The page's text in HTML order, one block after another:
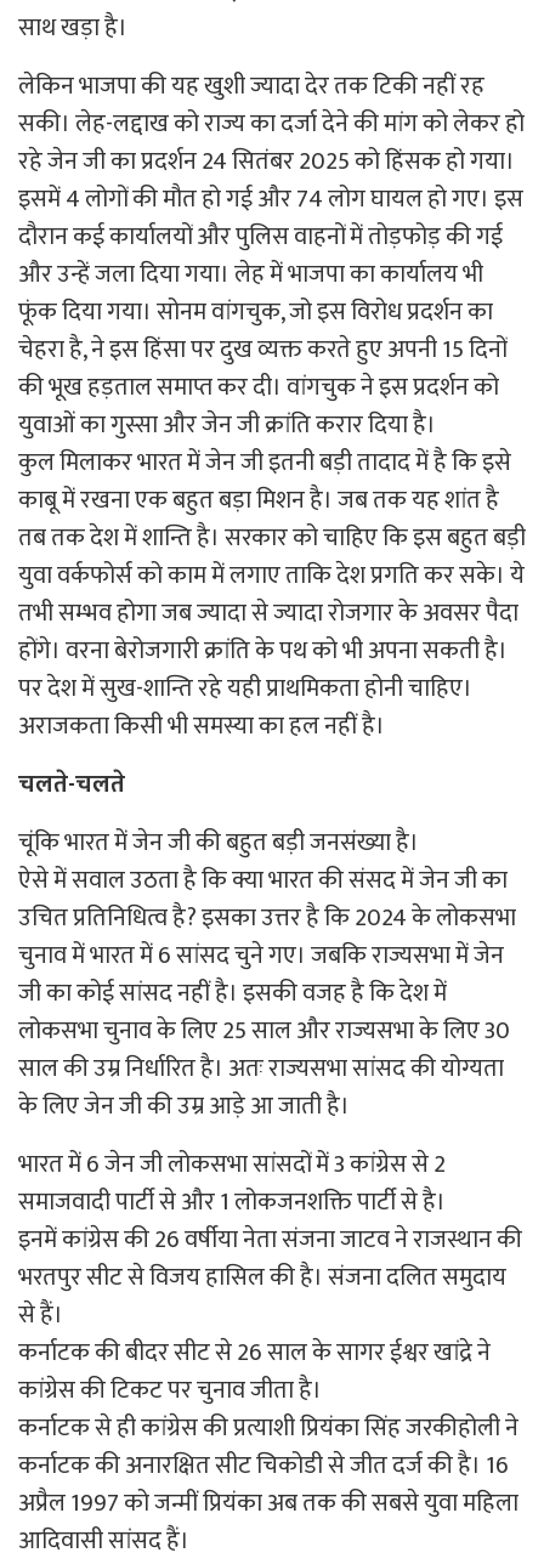
साथ खड़ा है।
लेकिन भाजपा की यह खुशी ज्यादा देर तक टिकी नहीं रह
सकी। ​लेह-लद्दाख को राज्य का दर्जा देने की मांग को लेकर हो
रहे जेन जी का प्रदर्शन 24 सितंबर 2025 को हिंसक हो गया।
इसमें 4 लोगों की मौत हो गई और 74 लोग घायल हो गए। इस
दौरान कई कार्यालयों और पुलिस वाहनों में तोड़फोड़ की गई
और उन्हें जला दिया गया। लेह में भाजपा का कार्यालय भी
फूंक दिया गया। सोनम वांगचुक, जो इस विरोध प्रदर्शन का
चेहरा है, ने इस हिंसा पर दुख व्यक्त करते हुए अपनी 15 दिनों
की भूख हड़ताल समाप्त कर दी। वांगचुक ने इस प्रदर्शन को
युवाओं का गुस्सा और जेन जी क्रांति करार दिया है।
कुल मिलाकर भारत में जेन जी इतनी बड़ी तादाद में है कि इसे
काबू में रखना एक बहुत बड़ा मिशन है। जब तक यह शांत है
तब तक देश में शान्ति है। सरकार को चाहिए कि इस बहुत बड़ी
युवा वर्कफोर्स को काम में लगाए ताकि देश प्रगति कर सके। ये
तभी सम्भव होगा जब ज्यादा से ज्यादा रोजगार के अवसर पैदा
होंगे। वरना बेरोजगारी क्रांति के पथ को भी अपना सकती है।
पर देश में सुख-शान्ति रहे यही प्राथमिकता होनी चाहिए।
अराजकता किसी भी समस्या का हल नहीं है।
चलते-चलते
चूंकि भारत में जेन जी की बहुत बड़ी जनसंख्या है।
ऐसे में सवाल उठता है कि क्या भारत की संसद में जेन जी का
उचित प्रतिनिधित्व है? इसका उत्तर है कि 2024 के लोकसभा
चुनाव में भारत में 6 सांसद चुने गए। जबकि राज्यसभा में जेन
जी का कोई सांसद नहीं है। इसकी वजह है कि देश में
लोकसभा चुनाव के लिए 25 साल और राज्यसभा के लिए 30
साल की उम्र निर्धारित है। अतः राज्यसभा सांसद की योग्यता
के लिए जेन जी की उम्र आड़े आ जाती है।
भारत में 6 जेन जी लोकसभा सांसदों में 3 कांग्रेस से 2
समाजवादी पार्टी से और 1 लोकजनशक्ति पार्टी से है।
इनमें कांग्रेस की 26 वर्षीया नेता संजना जाटव ने राजस्थान की
भरतपुर सीट से विजय हासिल की है। संजना दलित समुदाय
से हैं।
कर्नाटक की बीदर सीट से 26 साल के सागर ईश्वर खांद्रे ने
कांग्रेस की टिकट पर चुनाव जीता है।
कर्नाटक से ही कांग्रेस की प्रत्याशी प्रियंका सिंह जरकीहोली ने
कर्नाटक की अनारक्षित सीट चिकोडी से जीत दर्ज की है। 16
अप्रैल 1997 को जन्मीं प्रियंका अब तक की सबसे युवा महिला
आदिवासी सांसद हैं।